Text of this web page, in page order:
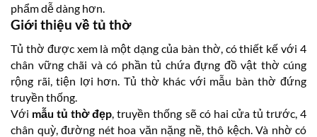
phẩm dễ dàng hơn.
Giới thiệu về tủ thờ
Tủ thờ được xem là một dạng của bàn thờ, có thiết kế với 4
chân vững chãi và có phần tủ chứa đựng đồ vật thờ cúng
rộng rãi, tiện lợi hơn. Tủ thờ khác với mẫu bàn thờ đứng
truyền thống.
Với mẫu tủ thờ đẹp , truyền thống sẽ có hai cửa tủ trước, 4
chân quỳ, đường nét hoa văn nặng nề, thô kệch. Và nhờ có